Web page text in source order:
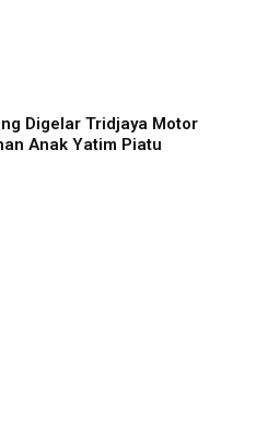
Digelar Tridjaya Motor
Anak Yatim Piatu